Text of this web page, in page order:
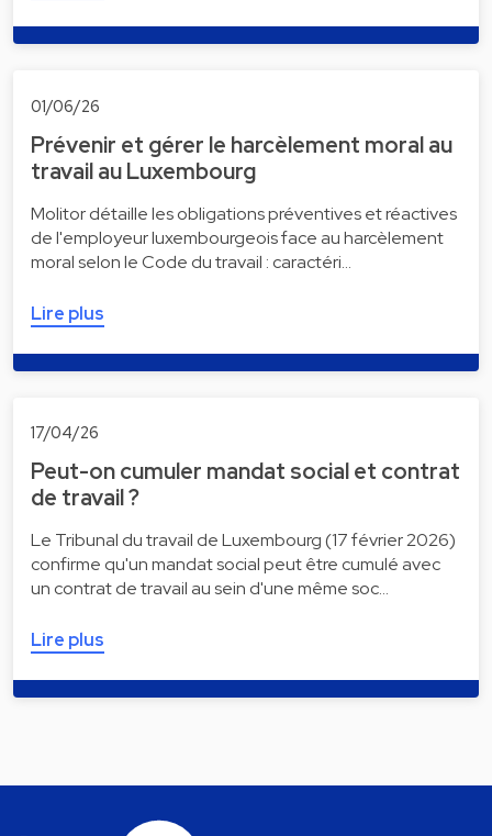
01/06/26
Prévenir et gérer le harcèlement moral au
travail au Luxembourg
Molitor détaille les obligations préventives et réactives
de l'employeur luxembourgeois face au harcèlement
moral selon le Code du travail : caractéri…
Lire plus
17/04/26
Peut-on cumuler mandat social et contrat
de travail ?
Le Tribunal du travail de Luxembourg (17 février 2026)
confirme qu'un mandat social peut être cumulé avec
un contrat de travail au sein d'une même soc…
Lire plus